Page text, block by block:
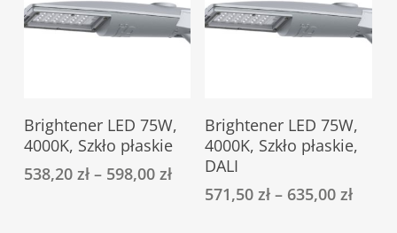
stronie
produktu
stronie
produktu
Select Options
produkt
ma
wiele
Brightener LED 75W,
4000K, Szkło płaskie
538,20 zł– 598,00 zł
Select Options
produkt
ma
wiele
wariantów.
Brightener LED 75W,
4000K, Szkło płaskie,
DALI
571,50zł – 635,00zł